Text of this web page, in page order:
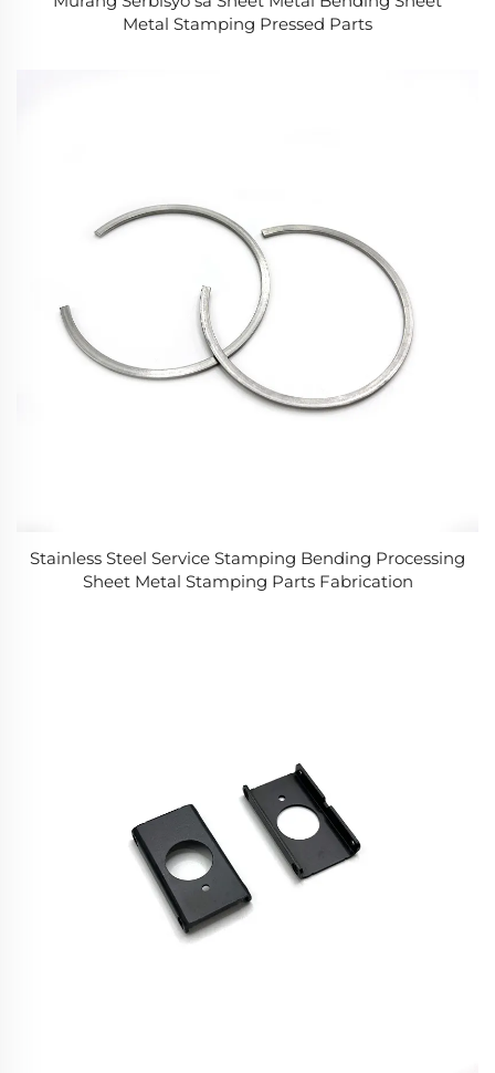
Metal Stamping Pressed Parts
Stainless Steel Service Stamping Bending Processing
Sheet Metal Stamping Parts Fabrication